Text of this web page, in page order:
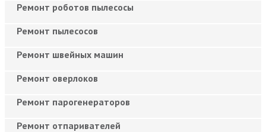
Ремонт роботов пылесосы
Ремонт пылесосов
Ремонт швейных машин
Ремонт оверлоков
Ремонт парогенераторов
Ремонт отпаривателей